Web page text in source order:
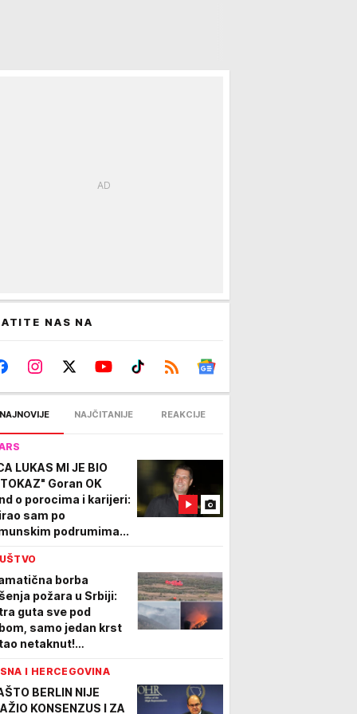
NAS NA
NAJNOVIJE NAJČITANIJE REAKCIJE
LUKAS MI JE BIO
Goran OK
o porocima i karijeri:
sam po
podrumima...
borba
požara u Srbiji:
guta sve pod
samo jedan krst
netaknut!
VIDEO
I HERCEGOVINA
BERLIN NIJE
KONSENZUS I ZA